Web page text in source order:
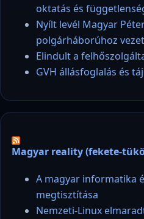
oktatás és
Nyílt levél Magyar
polgárháborúhoz
Elindult a
GVH állásfoglalás és
Magyar reality (fekete-
A magyar informatika
megtisztítása
Nemzeti-Linux